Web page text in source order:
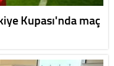
Kupası'nda maç